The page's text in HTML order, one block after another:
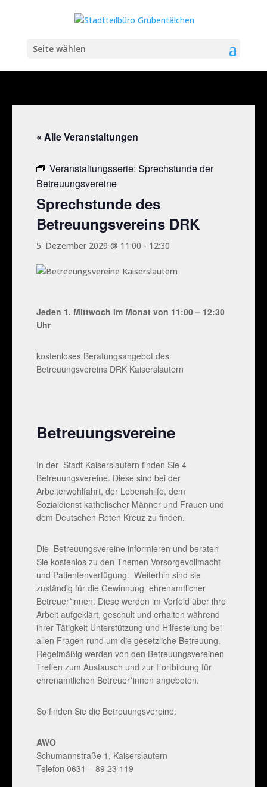
Seite wählen
« Alle Veranstaltungen
Veranstaltungsserie: Sprechstunde der
Betreuungsvereine
Sprechstunde des
Betreuungsvereins DRK
5. Dezember 2029 @ 11:00 - 12:30
Jeden 1. Mittwoch im Monat von 11:00 – 12:30
Uhr
kostenloses Beratungsangebot des
Betreuungsvereins DRK Kaiserslautern
Betreuungsvereine
In der Stadt Kaiserslautern finden Sie 4
Betreuungsvereine. Diese sind bei der
Arbeiterwohlfahrt, der Lebenshilfe, dem
Sozialdienst katholischer Männer und Frauen und
dem Deutschen Roten Kreuz zu finden.
Die Betreuungsvereine informieren und beraten
Sie kostenlos zu den Themen Vorsorgevollmacht
und Patientenverfügung. Weiterhin sind sie
zuständig für die Gewinnung ehrenamtlicher
Betreuer*innen. Diese werden im Vorfeld über ihre
Arbeit aufgeklärt, geschult und erhalten während
ihrer Tätigkeit Unterstützung und Hilfestellung bei
allen Fragen rund um die gesetzliche Betreuung.
Regelmäßig werden von den Betreuungsvereinen
Treffen zum Austausch und zur Fortbildung für
ehrenamtlichen Betreuer*innen angeboten.
So finden Sie die Betreuungsvereine:
AWO
Schumannstraße 1, Kaiserslautern
Telefon 0631 – 89 23 119